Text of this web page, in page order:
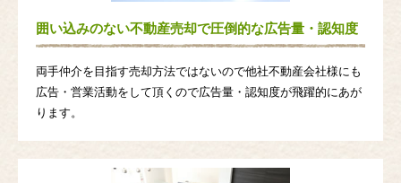
囲い込みのない不動産売却で圧倒的な広告量・認知度
両手仲介を目指す売却方法ではないので他社不動産会社様にも
広告・営業活動をして頂くので広告量・認知度が飛躍的にあが
ります。